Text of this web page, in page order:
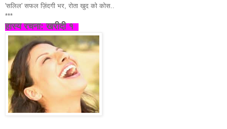
'सलिल' सफल ज़िंदगी भर, रोता खुद को कोस..
***
हास्य रचना: खरीदी १